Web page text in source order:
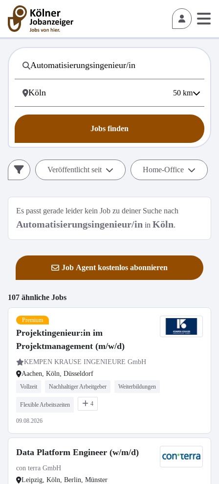
50 km
Jobs finden
Veröffentlicht seit Home-Office
Es passt gerade leider kein Job zu deiner Suche nach
Automatisierungsingenieur/in in Köln.
Job Agent kostenlos abonnieren
107 ähnliche Jobs
Premium
Projektingenieur:in im
Projektmanagement (m/w/d)
KEMPEN KRAUSE INGENIEURE GmbH
Aachen, Köln, Düsseldorf
Vollzeit Nachhaltiger Arbeitgeber Weiterbildungen
Flexible Arbeitszeiten 4
09.08.2026
Data Platform Engineer (w/m/d)
con terra GmbH
Leipzig, Köln, Berlin, Münster